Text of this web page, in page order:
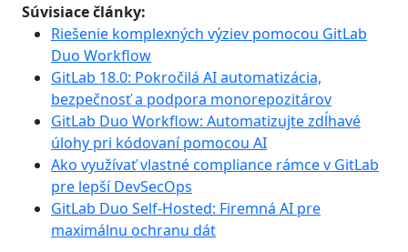
Súvisiace články:
Riešenie komplexných výziev pomocou GitLab
Duo Workflow
GitLab 18.0: Pokročilá AI automatizácia,
bezpečnosť a podpora monorepozitárov
GitLab Duo Workflow: Automatizujte zdĺhavé
úlohy pri kódovaní pomocou AI
Ako využívať vlastné compliance rámce v GitLab
pre lepší DevSecOps
GitLab Duo Self-Hosted: Firemná AI pre
maximálnu ochranu dát